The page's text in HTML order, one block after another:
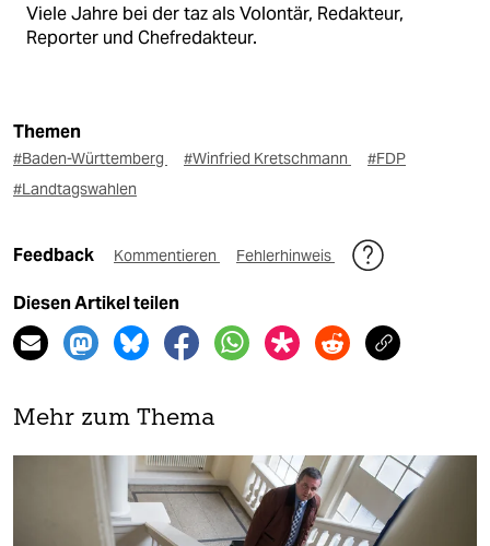
Viele Jahre bei der taz als Volontär, Redakteur,
Reporter und Chefredakteur.
Themen
#Baden-Württemberg #Winfried Kretschmann
#FDP
#Landtagswahlen
Feedback Kommentieren Fehlerhinweis
Diesen Artikel teilen
Mehr zum Thema